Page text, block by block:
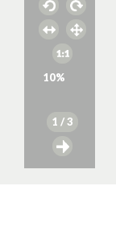
10%
1 / 3